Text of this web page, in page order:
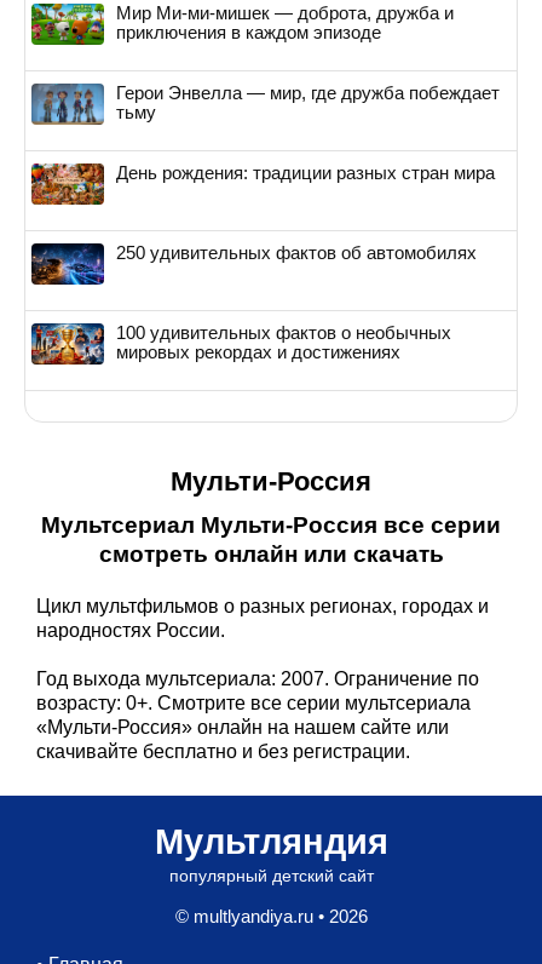
Мир Ми-ми-мишек — доброта, дружба и
приключения в каждом эпизоде
Герои Энвелла — мир, где дружба побеждает
тьму
День рождения: традиции разных стран мира
250 удивительных фактов об автомобилях
100 удивительных фактов о необычных
мировых рекордах и достижениях
Мульти-Россия
Мультсериал Мульти-Россия все серии
смотреть онлайн или скачать
Цикл мультфильмов о разных регионах, городах и
народностях России.
Год выхода мультсериала: 2007. Ограничение по
возрасту: 0+. Смотрите все серии мультсериала
«Мульти-Россия» онлайн на нашем сайте или
скачивайте бесплатно и без регистрации.
Мультляндия
популярный детский сайт
© multlyandiya.ru • 2026